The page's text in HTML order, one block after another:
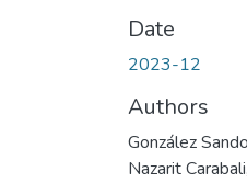
Date
2023-12
Authors
González
Nazarit